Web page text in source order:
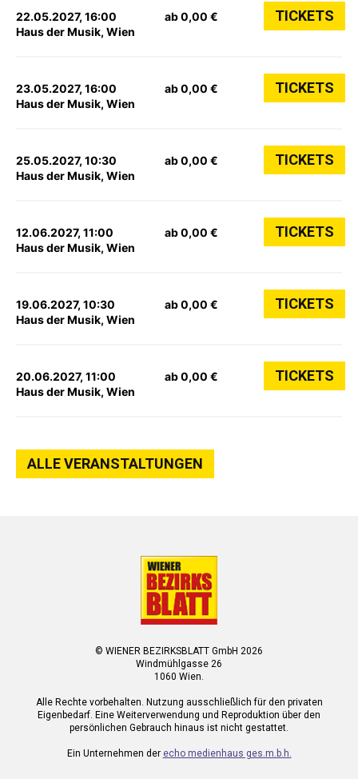
22.05.2027, 16:00
Haus der Musik, Wien
ab 0,00 € TICKETS
23.05.2027, 16:00
Haus der Musik, Wien
ab 0,00 € TICKETS
25.05.2027, 10:30
Haus der Musik, Wien
ab 0,00 € TICKETS
12.06.2027, 11:00
Haus der Musik, Wien
ab 0,00 € TICKETS
19.06.2027, 10:30
Haus der Musik, Wien
ab 0,00 € TICKETS
20.06.2027, 11:00
Haus der Musik, Wien
ab 0,00 € TICKETS
ALLE VERANSTALTUNGEN
© WIENER BEZIRKSBLATT GmbH 2026
Windmühlgasse 26
1060 Wien.
Alle Rechte vorbehalten. Nutzung ausschließlich für den privaten
Eigenbedarf. Eine Weiterverwendung und Reproduktion über den
persönlichen Gebrauch hinaus ist nicht gestattet.
Ein Unternehmen der echo medienhaus ges.m.b.h.